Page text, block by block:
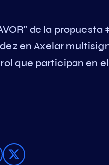
de la
en Axelar
que participan en